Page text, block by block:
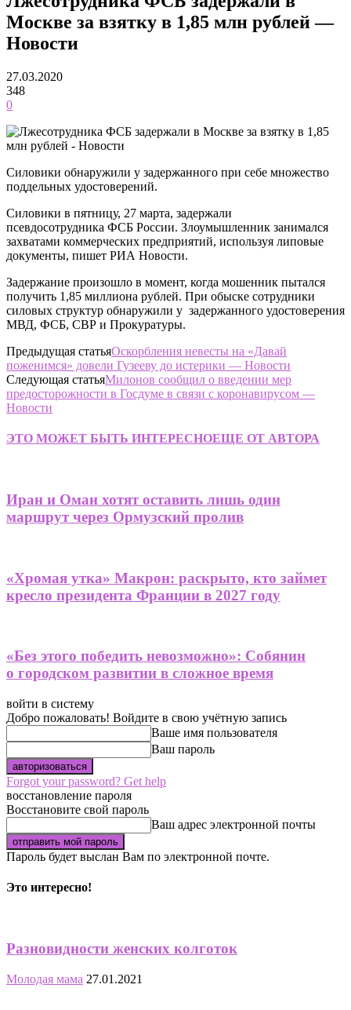
Москве за взятку в 1,85 млн рублей —
Новости
27.03.2020
348
0
Силовики обнаружили у задержанного при себе множество
поддельных удостоверений.
Силовики в пятницу, 27 марта, задержали
псевдосотрудника ФСБ России. Злоумышленник занимался
захватами коммерческих предприятий, используя липовые
документы, пишет РИА Новости.
Задержание произошло в момент, когда мошенник пытался
получить 1,85 миллиона рублей. При обыске сотрудники
силовых структур обнаружили у задержанного удостоверения
МВД, ФСБ, СВР и Прокуратуры.
Предыдущая статьяОскорбления невесты на «Давай
поженимся» довели Гузееву до истерики — Новости
Следующая статьяМилонов сообщил о введении мер
предосторожности в Госдуме в связи с коронавирусом —
Новости
ЭТО МОЖЕТ БЫТЬ ИНТЕРЕСНОЕЩЕ ОТ АВТОРА
Иран и Оман хотят оставить лишь один
маршрут через Ормузский пролив
«Хромая утка» Макрон: раскрыто, кто займет
кресло президента Франции в 2027 году
«Без этого победить невозможно»: Собянин
о городском развитии в сложное время
войти в систему
Добро пожаловать! Войдите в свою учётную запись
Ваше имя пользователя
Ваш пароль
Forgot your password? Get help
восстановление пароля
Восстановите свой пароль
Ваш адрес электронной почты
Пароль будет выслан Вам по электронной почте.
Это интересно!
Разновидности женских колготок
Молодая мама 27.01.2021